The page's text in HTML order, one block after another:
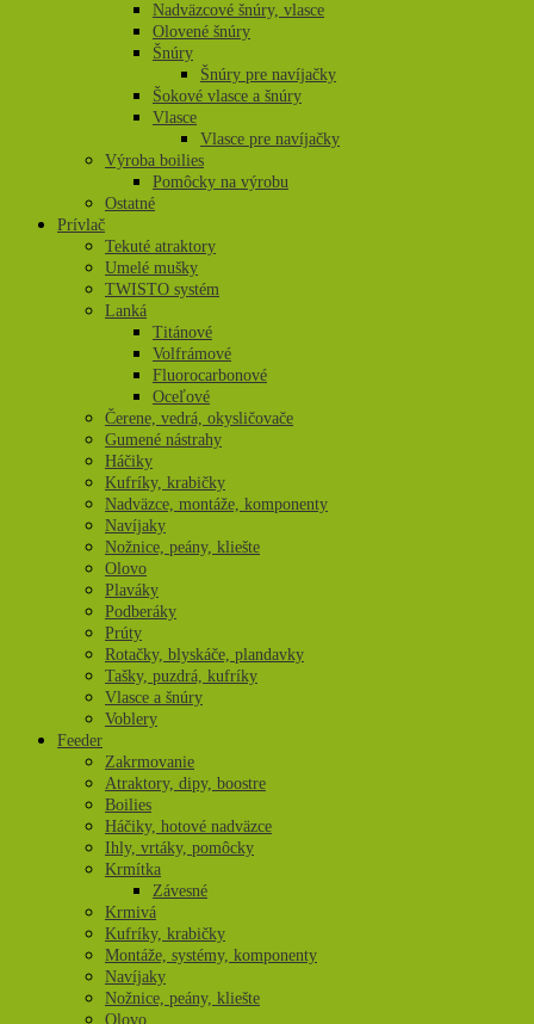
Nadväzcové šnúry, vlasce
Olovené šnúry
Šnúry
Šnúry pre navíjačky
Šokové vlasce a šnúry
Vlasce
Vlasce pre navíjačky
Výroba boilies
Pomôcky na výrobu
Ostatné
Prívlač
Tekuté atraktory
Umelé mušky
TWISTO systém
Lanká
Titánové
Volfrámové
Fluorocarbonové
Oceľové
Čerene, vedrá, okysličovače
Gumené nástrahy
Háčiky
Kufríky, krabičky
Nadväzce, montáže, komponenty
Navíjaky
Nožnice, peány, kliešte
Olovo
Plaváky
Podberáky
Prúty
Rotačky, blyskáče, plandavky
Tašky, puzdrá, kufríky
Vlasce a šnúry
Voblery
Feeder
Zakrmovanie
Atraktory, dipy, boostre
Boilies
Háčiky, hotové nadväzce
Ihly, vrtáky, pomôcky
Krmítka
Závesné
Krmivá
Kufríky, krabičky
Montáže, systémy, komponenty
Navíjaky
Nožnice, peány, kliešte
Olovo